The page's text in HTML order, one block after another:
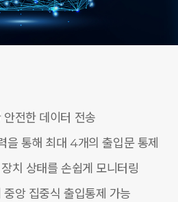
전한 데이터 전송
을 통해 최대 4개의 출입문 통제
치 상태를 손쉽게 모니터링
앙 집중식 출입통제 가능